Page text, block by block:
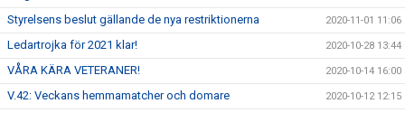
Styrelsens beslut gällande de nya restriktionerna 2020-11-01 11:06
Ledartrojka för 2021 klar! 2020-10-28 13:44
VÅRA KÄRA VETERANER! 2020-10-14 16:00
V.42: Veckans hemmamatcher och domare 2020-10-12 12:15